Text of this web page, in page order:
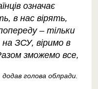
означає
в нас вірять,
– тільки
ЗСУ, віримо в
зможемо все,
додав голова облради.